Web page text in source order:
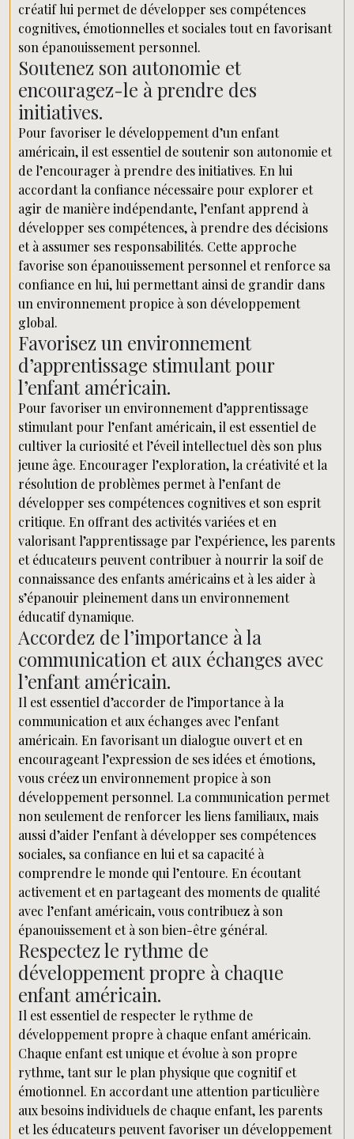
créatif lui permet de développer ses compétences
cognitives, émotionnelles et sociales tout en favorisant
son épanouissement personnel.
Soutenez son autonomie et
encouragez-le à prendre des
initiatives.
Pour favoriser le développement d’un enfant
américain, il est essentiel de soutenir son autonomie et
de l’encourager à prendre des initiatives. En lui
accordant la confiance nécessaire pour explorer et
agir de manière indépendante, l’enfant apprend à
développer ses compétences, à prendre des décisions
et à assumer ses responsabilités. Cette approche
favorise son épanouissement personnel et renforce sa
confiance en lui, lui permettant ainsi de grandir dans
un environnement propice à son développement
global.
Favorisez un environnement
d’apprentissage stimulant pour
l’enfant américain.
Pour favoriser un environnement d’apprentissage
stimulant pour l’enfant américain, il est essentiel de
cultiver la curiosité et l’éveil intellectuel dès son plus
jeune âge. Encourager l’exploration, la créativité et la
résolution de problèmes permet à l’enfant de
développer ses compétences cognitives et son esprit
critique. En offrant des activités variées et en
valorisant l’apprentissage par l’expérience, les parents
et éducateurs peuvent contribuer à nourrir la soif de
connaissance des enfants américains et à les aider à
s’épanouir pleinement dans un environnement
éducatif dynamique.
Accordez de l’importance à la
communication et aux échanges avec
l’enfant américain.
Il est essentiel d’accorder de l’importance à la
communication et aux échanges avec l’enfant
américain. En favorisant un dialogue ouvert et en
encourageant l’expression de ses idées et émotions,
vous créez un environnement propice à son
développement personnel. La communication permet
non seulement de renforcer les liens familiaux, mais
aussi d’aider l’enfant à développer ses compétences
sociales, sa confiance en lui et sa capacité à
comprendre le monde qui l’entoure. En écoutant
activement et en partageant des moments de qualité
avec l’enfant américain, vous contribuez à son
épanouissement et à son bien-être général.
Respectez le rythme de
développement propre à chaque
enfant américain.
Il est essentiel de respecter le rythme de
développement propre à chaque enfant américain.
Chaque enfant est unique et évolue à son propre
rythme, tant sur le plan physique que cognitif et
émotionnel. En accordant une attention particulière
aux besoins individuels de chaque enfant, les parents
et les éducateurs peuvent favoriser un développement